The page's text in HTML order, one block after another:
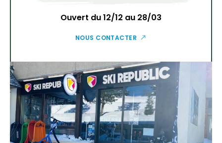
Ouvert du 12/12 au 28/03
NOUS CONTACTER